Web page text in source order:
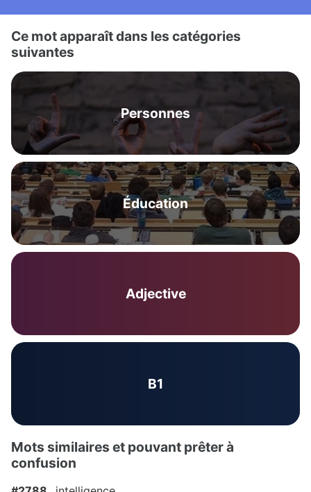
Ce mot apparaît dans les catégories
suivantes
Personnes
Éducation
Adjective
B1
Mots similaires et pouvant prêter à
confusion